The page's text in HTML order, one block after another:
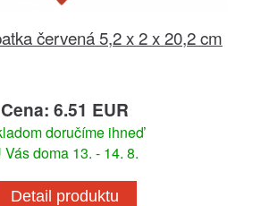
červená 5,2 x 2 x 20,2 cm
Cena: 6.51 EUR
doručíme ihneď
Vás doma 13. - 14. 8.
Detail produktu